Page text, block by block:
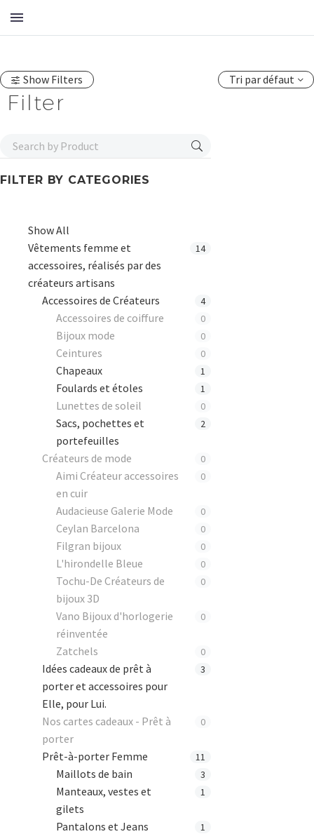
DEUTSCH
ENGLISH
Show Filters
Filter
FILTER BY CATEGORIES
Show All
Vêtements femme et
accessoires, réalisés par des
créateurs artisans
14
Accessoires de Créateurs 4
Accessoires de coiffure 0
Bijoux mode 0
Ceintures 0
Chapeaux 1
Foulards et étoles 1
Lunettes de soleil 0
Sacs, pochettes et
portefeuilles
2
Créateurs de mode 0
Aimi Créateur accessoires
en cuir
0
Audacieuse Galerie Mode 0
Ceylan Barcelona 0
Filgran bijoux 0
L'hirondelle Bleue 0
Tochu-De Créateurs de
bijoux 3D
0
Vano Bijoux d'horlogerie
réinventée
0
Zatchels 0
Idées cadeaux de prêt à
porter et accessoires pour
Elle, pour Lui.
3
Nos cartes cadeaux - Prêt à
porter
0
Prêt-à-porter Femme 11
Maillots de bain 3
Manteaux, vestes et
gilets
1
Pantalons et Jeans 1
Tri par défaut